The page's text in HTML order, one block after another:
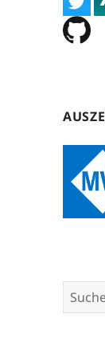
Suchen
nach: